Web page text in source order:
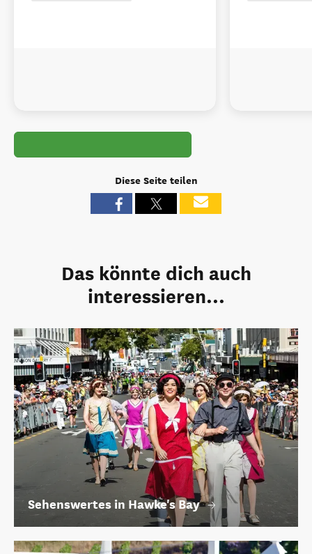
Diese Seite teilen
Das könnte dich auch
interessieren...
Sehenswertes in Hawke's Bay